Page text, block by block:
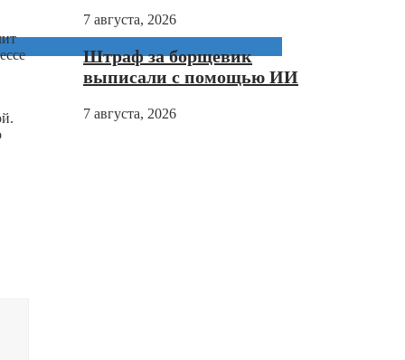
7 августа, 2026
Штраф за борщевик
выписали с помощью ИИ
7 августа, 2026